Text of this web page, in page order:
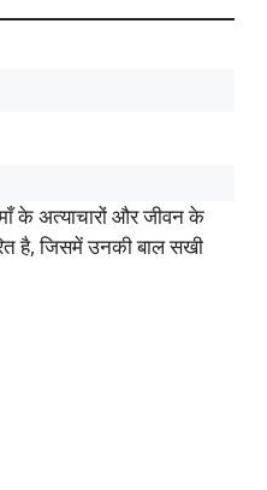
माँ के अत्याचारों और जीवन के
है, जिसमें उनकी बाल सखी